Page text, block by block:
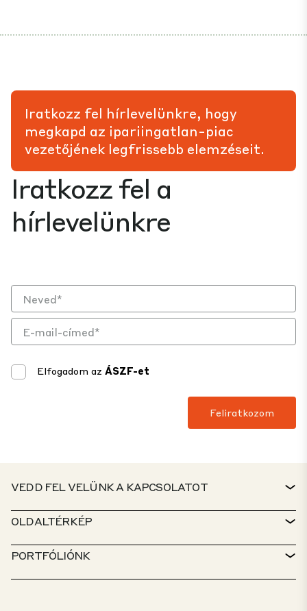
Iratkozz fel a
hírlevelünkre
Elfogadom az ÁSZF-et
Iratkozz fel hírlevelünkre, hogy
megkapd az ipariingatlan-piac
vezetőjének legfrissebb elemzéseit.
VEDD FEL VELÜNK A KAPCSOLATOT
KAPCSOLAT
ÜGYFÉLSZOLGÁLAT
OLDALTÉRKÉP
INGATLANKERESŐ
FENNTARTHATÓSÁG
PORTFÓLIÓNK